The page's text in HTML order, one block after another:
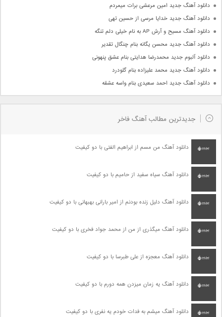
دانلود آهنگ جدید امین مرعشی برات میمردم
دانلود آهنگ جدید خدایا مرسی از حسین تهی
دانلود آهنگ مسیح و آرش AP به نام خیلی دلم تنگه
دانلود آهنگ جدید محسن یگانه بنام چنگال تقدیر
دانلود آلبوم جدید محمدرضا هدایتی بنام عشق پنهونی
دانلود آهنگ جدید محمد علیزاده بنام گلودرد
دانلود آهنگ جدید احمد سعیدی بنام واسه عشقه
جدیدترین مطالب آهنگ فاخر
دانلود آهنگ من مسم از ابراهیم الفتی با دو کیفیت
دانلود آهنگ سیاه سفید از حامیم با دو کیفیت
دانلود آهنگ دلیل زنده بودنم از امیر بارانی بهبهانی با دو کیفیت
دانلود آهنگ میگذری از من از محمد جواد فخری با دو کیفیت
دانلود آهنگ معجزه از علی طبرسا با دو کیفیت
دانلود آهنگ یه زمان میزدن همه دورم با دو کیفیت
دانلود آهنگ میشم به فدات خودم یه نفری با دو کیفیت